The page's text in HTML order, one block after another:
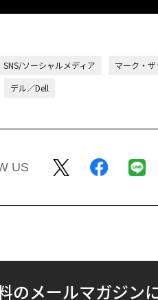
SNS/ソーシャルメディア マーク・
デル／Dell
US
のメールマガジン